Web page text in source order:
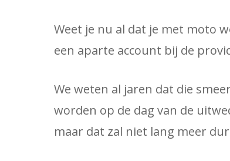
Weet je nu al dat je met moto
een aparte account bij de
We weten al jaren dat die
worden op de dag van de
maar dat zal niet lang meer